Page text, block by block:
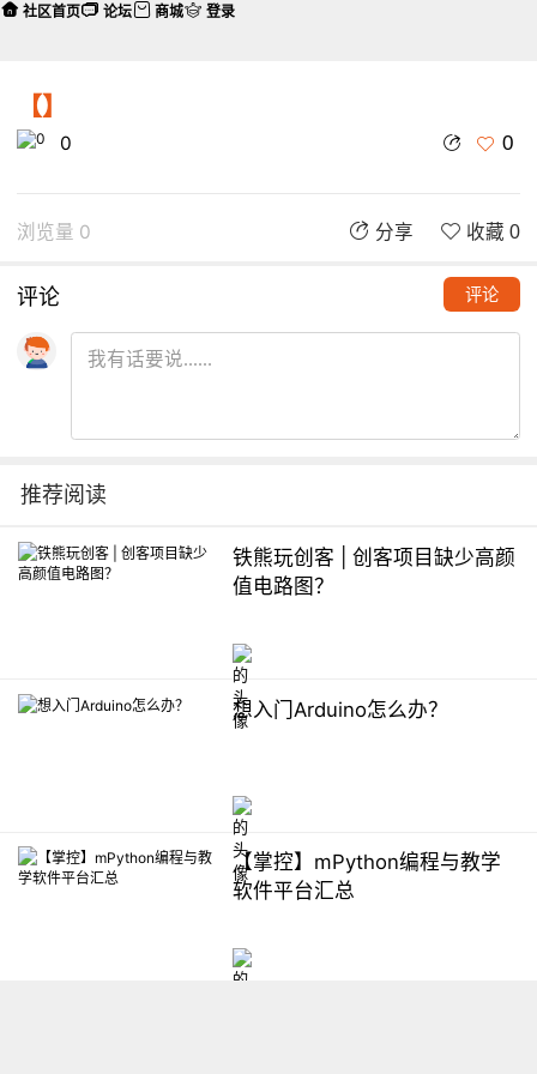
【】
0 0
浏览量 0 分享 收藏 0
评论 评论
推荐阅读
铁熊玩创客 | 创客项目缺少高颜
值电路图？
想入门Arduino怎么办？
【掌控】mPython编程与教学
软件平台汇总
社区首页 论坛 商城 登录